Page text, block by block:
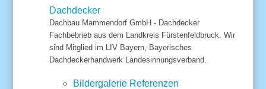
Dachdecker
Dachbau Mammendorf GmbH - Dachdecker
Fachbebrieb aus dem Landkreis Fürstenfeldbruck. Wir
sind Mitglied im LIV Bayern, Bayerisches
Dachdeckerhandwerk Landesinnungsverband.
Bildergalerie Referenzen